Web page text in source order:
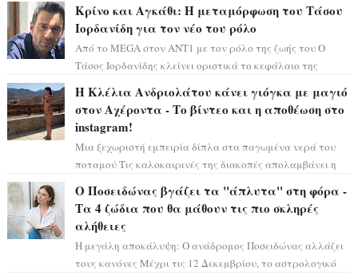
Κρίνο και Αγκάθι: Η μεταμόρφωση του Τάσου
Ιορδανίδη για τον νέο του ρόλο
Από το MEGA στον ΑΝΤ1 με τον ρόλο της ζωής του Ο
Τάσος Ιορδανίδης κλείνει οριστικά το κεφάλαιο της
Η Κλέλια Ανδριολάτου κάνει γιόγκα με μαγιό
στον Αχέροντα - Το βίντεο και η αποθέωση στο
instagram!
Μια ξεχωριστή εμπειρία δίπλα στα παγωμένα νερά του
ποταμού Τις καλοκαιρινές της διακοπές απολαμβάνει η
Ο Ποσειδώνας βγάζει τα "άπλυτα" στη φόρα -
Τα 4 ζώδια που θα μάθουν τις πιο σκληρές
αλήθειες
Η μεγάλη αποκάλυψη: Ο ανάδρομος Ποσειδώνας αλλάζει
τους κανόνες Μέχρι τις 12 Δεκεμβρίου, το αστρολογικό